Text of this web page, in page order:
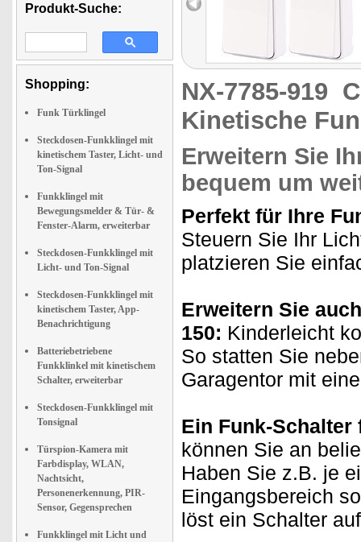
Produkt-Suche:
Shopping:
Funk Türklingel
Steckdosen-Funkklingel mit
kinetischem Taster, Licht- und
Ton-Signal
Funkklingel mit
Bewegungsmelder & Tür- &
Fenster-Alarm, erweiterbar
Steckdosen-Funkklingel mit
Licht- und Ton-Signal
Steckdosen-Funkklingel mit
kinetischem Taster, App-
Benachrichtigung
Batteriebetriebene
Funkklinkel mit kinetischem
Schalter, erweiterbar
Steckdosen-Funkklingel mit
Tonsignal
Türspion-Kamera mit
Farbdisplay, WLAN,
Nachtsicht,
Personenerkennung, PIR-
Sensor, Gegensprechen
Funkklingel mit Licht und
NX-7785-919
Kinetische
Erweitern Sie
bequem um
Perfekt für Ihre
Steuern Sie Ihr
platzieren Sie
Erweitern Sie
150: Kinderleicht
So statten Sie
Garagentor mit
Ein Funk-
können Sie an
Haben Sie z.B. je
Eingangsbereich
löst ein Schalter